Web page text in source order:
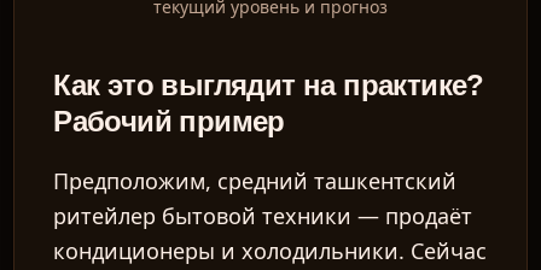
текущий уровень и прогноз
Как это выглядит на практике?
Рабочий пример
Предположим, средний ташкентский
ритейлер бытовой техники — продаёт
кондиционеры и холодильники. Сейчас